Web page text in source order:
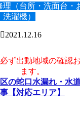
理（台所・洗面台・
洗濯機）
2021.12.16
必ず出動地域の確認
ます。
の蛇口水漏れ・水
事【対応エリア】